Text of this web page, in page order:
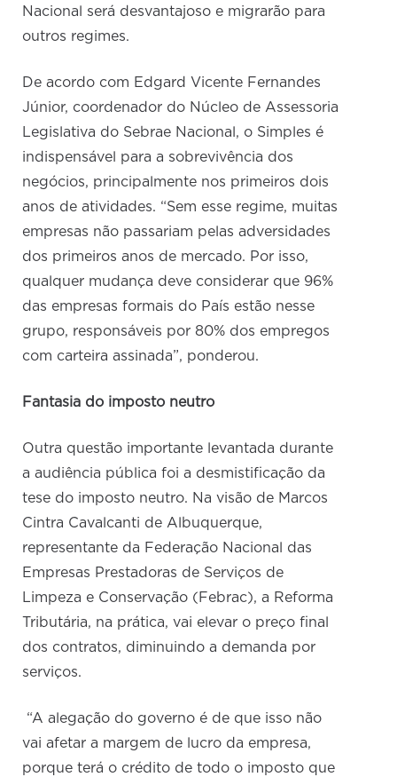
Nacional será desvantajoso e migrarão para
outros regimes.
De acordo com Edgard Vicente Fernandes
Júnior, coordenador do Núcleo de Assessoria
Legislativa do Sebrae Nacional, o Simples é
indispensável para a sobrevivência dos
negócios, principalmente nos primeiros dois
anos de atividades. “Sem esse regime, muitas
empresas não passariam pelas adversidades
dos primeiros anos de mercado. Por isso,
qualquer mudança deve considerar que 96%
das empresas formais do País estão nesse
grupo, responsáveis por 80% dos empregos
com carteira assinada”, ponderou.
Fantasia do imposto neutro
Outra questão importante levantada durante
a audiência pública foi a desmistificação da
tese do imposto neutro. Na visão de Marcos
Cintra Cavalcanti de Albuquerque,
representante da Federação Nacional das
Empresas Prestadoras de Serviços de
Limpeza e Conservação (Febrac), a Reforma
Tributária, na prática, vai elevar o preço final
dos contratos, diminuindo a demanda por
serviços.
“A alegação do governo é de que isso não
vai afetar a margem de lucro da empresa,
porque terá o crédito de todo o imposto que